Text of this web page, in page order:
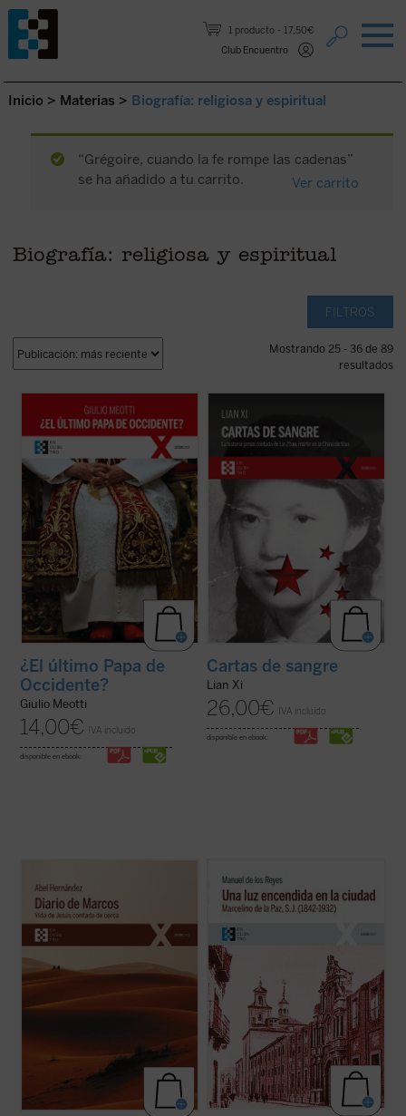
1 producto
17,50€
Club Encuentro
Saltar al contenido.
Inicio > Materias > Biografía: religiosa y espiritual
“Grégoire, cuando la fe rompe las cadenas”
se ha añadido a tu carrito.
Ver carrito
Biografía: religiosa y espiritual
FILTROS
Mostrando 25 - 36 de 89
resultados
«Joseph Ratzinger ha sido, como Meotti lo
describe, un coloso, finalmente 'derrotado'
en sus esfuerzos por salvar a la
civilización occidental, pero que ha dejado
detrás de sí los códigos que aún pueden
permitir a la humanidad arreglar las ...
(ver
ficha)
¿El último Papa de
Occidente?
Giulio Meotti
14,00€ IVA incluido
disponible en ebook:
Zhao, una poeta y periodista china
arrestada por el régimen de Mao en 1960 y
ejecutada en la cúspide de la Revolución
dictadura maoísta, mantuvo una ...
(ver
ficha)
Cartas de sangre
Lian Xi
26,00€ IVA incluido
disponible en ebook:
maestría como cronista para dar color y
vida a la historia de Jesús de Nazaret, que
es «contada de cerca» por un aún joven e
inexperto evangelista Marcos, a quien
Jesús le encarga, nada más conocerle ...
(ver ficha)
ingresó en el noviciado de la Compañía de
Jesús. Docente, predicador, misionero,
confesor e impulsor de obras sociales, su
implicación en el ministerio del ...
(ver ficha)